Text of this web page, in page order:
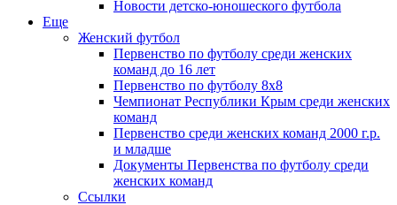
Новости детско-юношеского футбола
Еще
Женский футбол
Первенство по футболу среди женских
команд до 16 лет
Первенство по футболу 8х8
Чемпионат Республики Крым среди женских
команд
Первенство среди женских команд 2000 г.р.
и младше
Документы Первенства по футболу среди
женских команд
Ссылки